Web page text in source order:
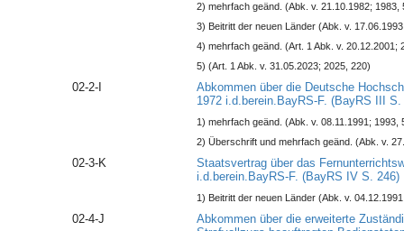
2) mehrfach geänd. (Abk. v. 21.10.1982; 1983,
3) Beitritt der neuen Länder (Abk. v.
4) mehrfach geänd. (Art. 1 Abk. v. 20.12.2001;
5) (Art. 1 Abk. v. 31.05.2023; 2025, 220)
02-2-I
Abkommen über die Deutsche
1972 i.d.berein.BayRS-F. (BayRS III S.
1) mehrfach geänd. (Abk. v. 08.11.1991; 1993,
2) Überschrift und mehrfach geänd. (Abk. v.
02-3-K
Staatsvertrag über das
i.d.berein.BayRS-F. (BayRS IV S. 246)
1) Beitritt der neuen Länder (Abk. v.
02-4-J
Abkommen über die erweiterte